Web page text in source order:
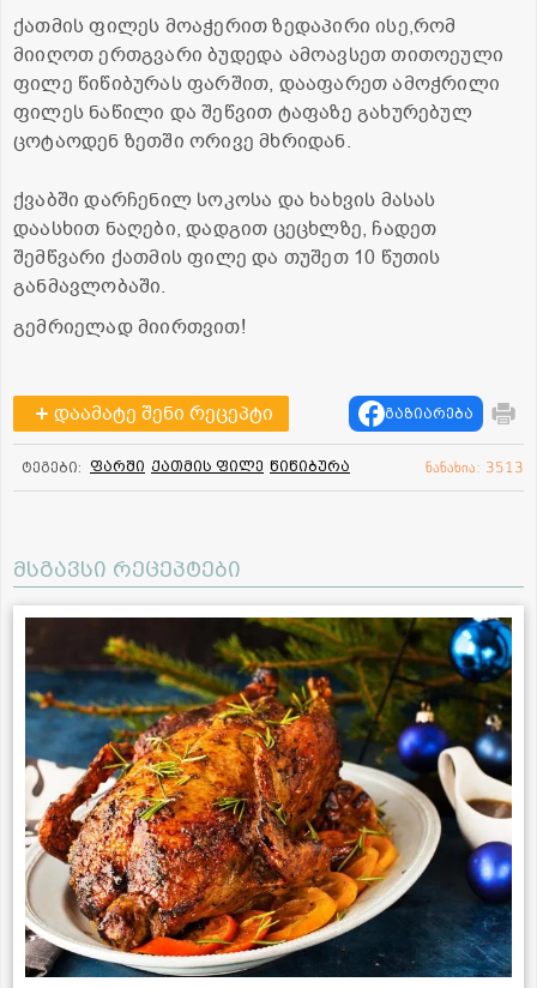
ქათმის ფილეს მოაჭერით ზედაპირი ისე,რომ
მიიღოთ ერთგვარი ბუდედა ამოავსეთ თითოეული
ფილე წიწიბურას ფარშით, დააფარეთ ამოჭრილი
ფილეს ნაწილი და შეწვით ტაფაზე გახურებულ
ცოტაოდენ ზეთში ორივე მხრიდან.
ქვაბში დარჩენილ სოკოსა და ხახვის მასას
დაასხით ნაღები, დადგით ცეცხლზე, ჩადეთ
შემწვარი ქათმის ფილე და თუშეთ 10 წუთის
განმავლობაში.
გემრიელად მიირთვით!
დაამატე შენი რეცეპტი გაზიარება
ტეგები: ფარში ქათმის ფილე წიწიბურა ნანახია: 3513
მსგავსი რეცეპტები